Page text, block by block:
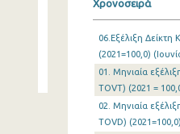
Χρονοσειρά
06.Εξέλιξη
(2021=100,0)
01. Μηνιαία
TOVT) (2021 =
02. Μηνιαία
TOVD)